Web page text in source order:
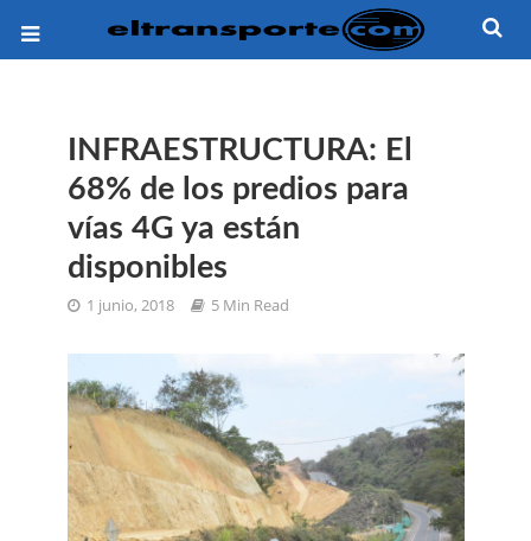
INFRAESTRUCTURA: El
68% de los predios para
vías 4G ya están
disponibles
1 junio, 2018 5 Min Read